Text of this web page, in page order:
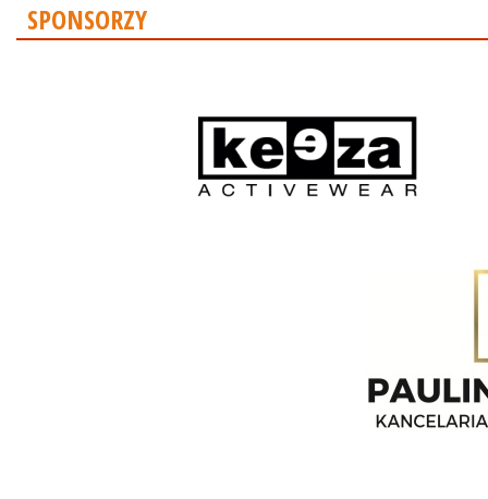
SPONSORZY